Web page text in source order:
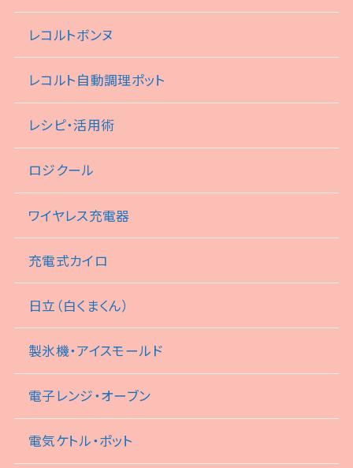
レコルトボンヌ
レコルト自動調理ポット
レシピ・活用術
ロジクール
ワイヤレス充電器
充電式カイロ
日立（白くまくん）
製氷機・アイスモールド
電子レンジ・オーブン
電気ケトル・ポット